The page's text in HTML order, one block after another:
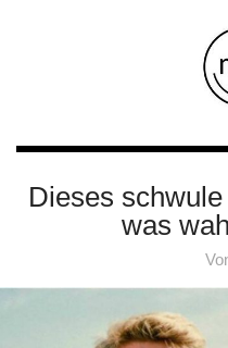
Dieses
was